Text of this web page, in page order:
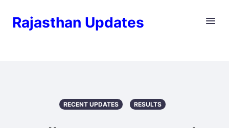
Rajasthan Updates
RECENT UPDATES RESULTS